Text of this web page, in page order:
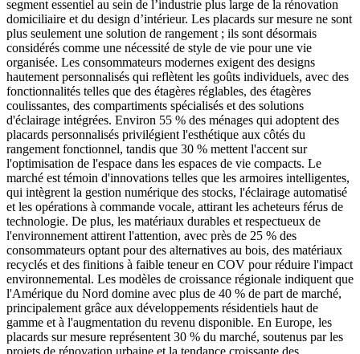
segment essentiel au sein de l’industrie plus large de la rénovation
domiciliaire et du design d’intérieur. Les placards sur mesure ne sont
plus seulement une solution de rangement ; ils sont désormais
considérés comme une nécessité de style de vie pour une vie
organisée. Les consommateurs modernes exigent des designs
hautement personnalisés qui reflètent les goûts individuels, avec des
fonctionnalités telles que des étagères réglables, des étagères
coulissantes, des compartiments spécialisés et des solutions
d'éclairage intégrées. Environ 55 % des ménages qui adoptent des
placards personnalisés privilégient l'esthétique aux côtés du
rangement fonctionnel, tandis que 30 % mettent l'accent sur
l'optimisation de l'espace dans les espaces de vie compacts. Le
marché est témoin d'innovations telles que les armoires intelligentes,
qui intègrent la gestion numérique des stocks, l'éclairage automatisé
et les opérations à commande vocale, attirant les acheteurs férus de
technologie. De plus, les matériaux durables et respectueux de
l'environnement attirent l'attention, avec près de 25 % des
consommateurs optant pour des alternatives au bois, des matériaux
recyclés et des finitions à faible teneur en COV pour réduire l'impact
environnemental. Les modèles de croissance régionale indiquent que
l'Amérique du Nord domine avec plus de 40 % de part de marché,
principalement grâce aux développements résidentiels haut de
gamme et à l'augmentation du revenu disponible. En Europe, les
placards sur mesure représentent 30 % du marché, soutenus par les